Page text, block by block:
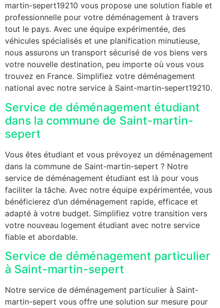
martin-sepert19210 vous propose une solution fiable et
professionnelle pour votre déménagement à travers
tout le pays. Avec une équipe expérimentée, des
véhicules spécialisés et une planification minutieuse,
nous assurons un transport sécurisé de vos biens vers
votre nouvelle destination, peu importe où vous vous
trouvez en France. Simplifiez votre déménagement
national avec notre service à Saint-martin-sepert19210.
Service de déménagement étudiant
dans la commune de Saint-martin-
sepert
Vous êtes étudiant et vous prévoyez un déménagement
dans la commune de Saint-martin-sepert ? Notre
service de déménagement étudiant est là pour vous
faciliter la tâche. Avec notre équipe expérimentée, vous
bénéficierez d’un déménagement rapide, efficace et
adapté à votre budget. Simplifiez votre transition vers
votre nouveau logement étudiant avec notre service
fiable et abordable.
Service de déménagement particulier
à Saint-martin-sepert
Notre service de déménagement particulier à Saint-
martin-sepert vous offre une solution sur mesure pour